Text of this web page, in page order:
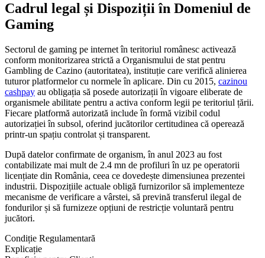
Cadrul legal și Dispoziții în Domeniul de
Gaming
Sectorul de gaming pe internet în teritoriul românesc activează
conform monitorizarea strictă a Organismului de stat pentru
Gambling de Cazino (autoritatea), instituție care verifică alinierea
tuturor platformelor cu normele în aplicare. Din cu 2015, cazinou
cashpay au obligația să posede autorizații în vigoare eliberate de
organismele abilitate pentru a activa conform legii pe teritoriul țării.
Fiecare platformă autorizată include în formă vizibil codul
autorizației în subsol, oferind jucătorilor certitudinea că operează
printr-un spațiu controlat și transparent.
După datelor confirmate de organism, în anul 2023 au fost
contabilizate mai mult de 2.4 mn de profiluri în uz pe operatorii
licențiate din România, ceea ce dovedește dimensiunea prezentei
industrii. Dispozițiile actuale obligă furnizorilor să implementeze
mecanisme de verificare a vârstei, să prevină transferul ilegal de
fondurilor și să furnizeze opțiuni de restricție voluntară pentru
jucători.
Condiție Regulamentară
Explicație